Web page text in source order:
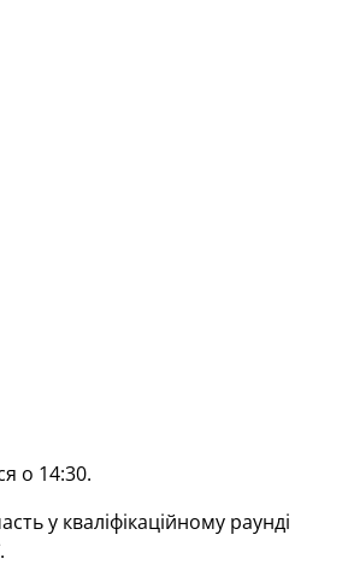
о 14:30.
у кваліфікаційному раунді